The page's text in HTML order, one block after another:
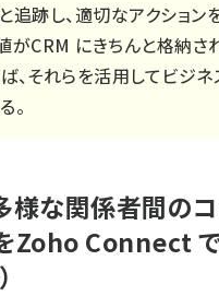
追跡し、適切なアクション
がCRM にきちんと格納
、それらを活用してビジ
。
様な関係者間の
Zoho Connect